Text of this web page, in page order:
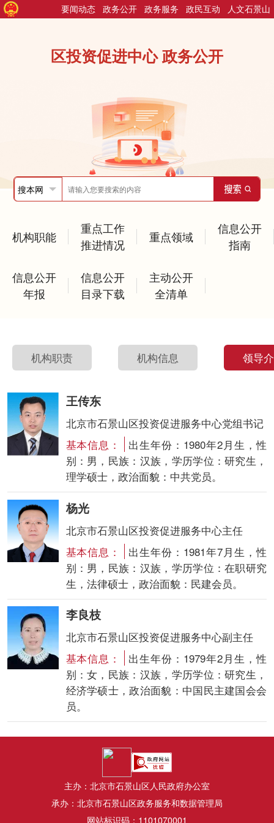
人文石景山
政民互动
政务服务
政务公开
要闻动态
区投资促进中心 政务公开
机构职能
重点工作
推进情况
重点领域
信息公开
指南
信息公开
年报
信息公开
目录下载
主动公开
全清单
机构职责 机构信息 领导
王传东
北京市石景山区投资促进服务中心党组书记
基本信息：
出生年份：1980年2月生，性
别：男，民族：汉族，学历学位：研究生，
理学硕士，政治面貌：中共党员。
杨光
北京市石景山区投资促进服务中心主任
基本信息：
出生年份：1981年7月生，性
别：男，民族：汉族，学历学位：在职研究
生，法律硕士，政治面貌：民建会员。
李良枝
北京市石景山区投资促进服务中心副主任
基本信息：
出生年份：1979年2月生，性
别：女，民族：汉族，学历学位：研究生，
经济学硕士，政治面貌：中国民主建国会会
员。
主办：北京市石景山区人民政府办公室
承办：北京市石景山区政务服务和数据管理局
网站标识码：1101070001